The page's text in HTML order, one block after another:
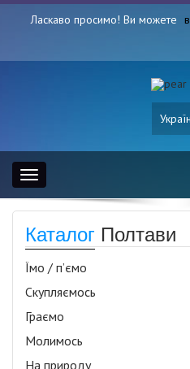
Ласкаво просимо! Ви можете
Toggle
navigation
Каталог Полтави
Їмо / п’ємо
Скупляємось
Граємо
Молимось
На природу